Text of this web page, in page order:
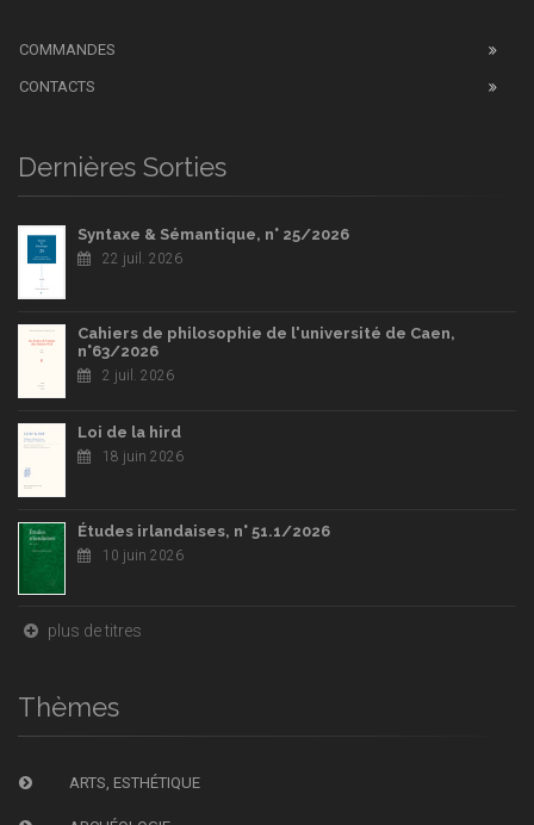
COMMANDES
CONTACTS
Dernières Sorties
Syntaxe & Sémantique, n° 25/2026
22 juil. 2026
Cahiers de philosophie de l'université de Caen,
n°63/2026
2 juil. 2026
Loi de la hird
18 juin 2026
Études irlandaises, n° 51.1/2026
10 juin 2026
plus de titres
Thèmes
ARTS, ESTHÉTIQUE